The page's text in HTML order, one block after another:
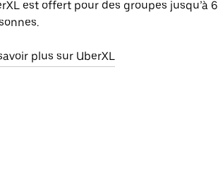
est offert pour des groupes jusqu’à 6
plus sur UberXL